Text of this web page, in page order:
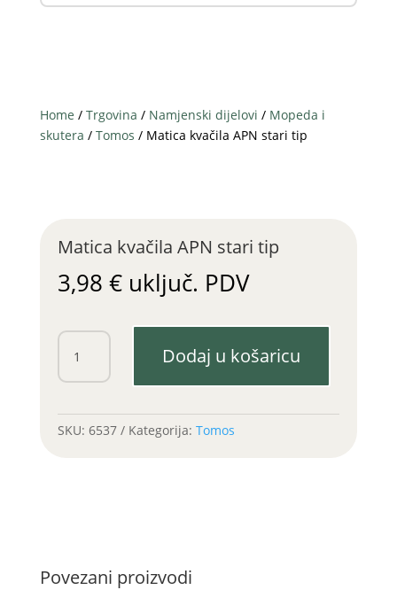
Home / Trgovina / Namjenski dijelovi / Mopeda i
skutera / Tomos / Matica kvačila APN stari tip
Matica kvačila APN stari tip
3,98 € uključ. PDV
Matica
kvačila
APN
Dodaj u košaricu
SKU: 6537 Kategorija: Tomos
Povezani proizvodi